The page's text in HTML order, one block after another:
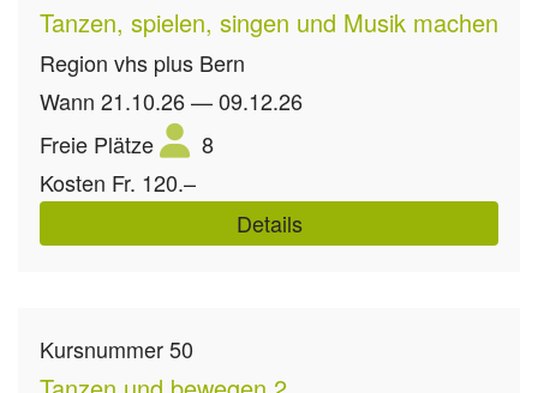
Tanzen, spielen, singen und Musik machen
Region vhs plus Bern
Wann 21.10.26 — 09.12.26
Freie Plätze
8
Kosten Fr. 120.–
Details
Kursnummer50